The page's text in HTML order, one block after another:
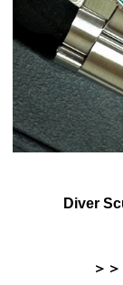
Diver
＞